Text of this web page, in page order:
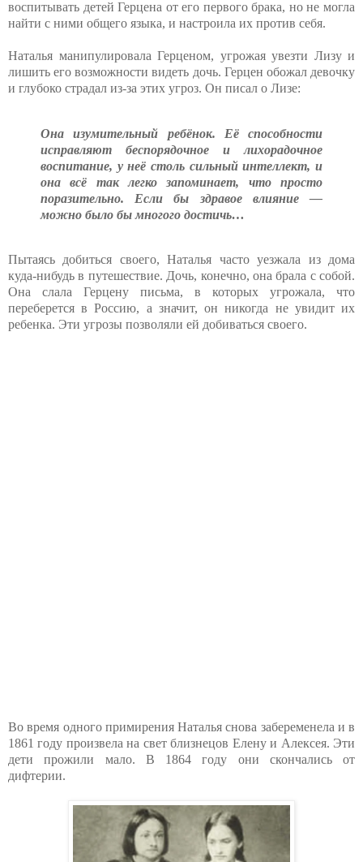
воспитывать детей Герцена от его первого брака, но не могла
найти с ними общего языка, и настроила их против себя.
Наталья манипулировала Герценом, угрожая увезти Лизу и
лишить еговозможности видеть дочь. Герцен обожал девочку
и глубоко страдал из‑за этих угроз. Он писал о Лизе:
Она изумительный ребёнок. Её способности
исправляют беспорядочное и лихорадочное
воспитание, у неё столь сильный интеллект, и
она всё так легко запоминает, что просто
поразительно. Если бы здравое влияние —
можно было бы многого достичь…
Пытаясь добиться своего, Наталья часто уезжала из дома
куда-нибудь в путешествие. Дочь, конечно, она брала с собой.
Она слала Герцену письма, в которых угрожала, что
переберется в Россию, а значит, он никогда не увидит их
ребенка. Эти угрозы позволяли ей добиваться своего.
Во время одного примирения Наталья снова забеременела и в
1861 году произвела на свет близнецов Елену и Алексея. Эти
дети прожили мало. В 1864 году они скончались от
дифтерии.